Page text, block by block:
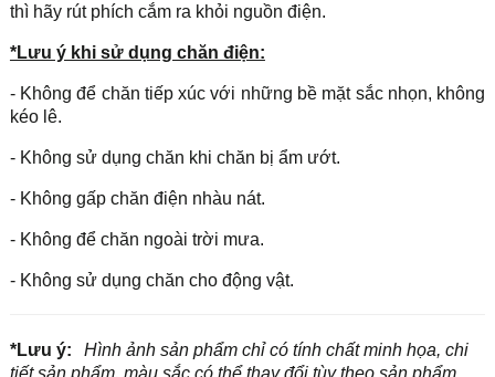
thì hãy rút phích cắm ra khỏi nguồn điện.
*Lưu ý khi sử dụng chăn điện:
- Không để chăn tiếp xúc với những bề mặt sắc nhọn, không
kéo lê.
- Không sử dụng chăn khi chăn bị ẩm ướt.
- Không gấp chăn điện nhàu nát.
- Không để chăn ngoài trời mưa.
- Không sử dụng chăn cho động vật.
*Lưu ý:
Hình ảnh sản phẩm chỉ có tính chất minh họa, chi